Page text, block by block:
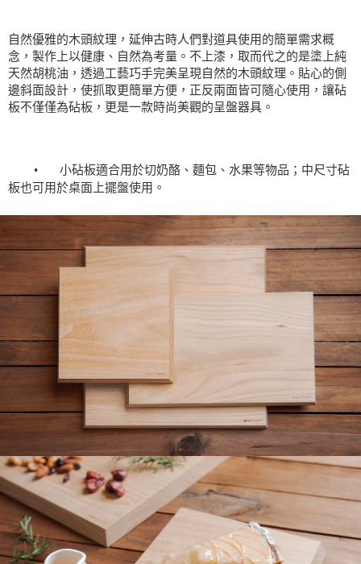
【注意事項】
１．透過由恩沛科技股份有限公司提供之「AFTEE先享後付」服務完成之交
易，需依本服務之必要範圍內提供個人資料，並將交易相關給付款項請求債
權轉讓予恩沛科技股份有限公司。
２．關於個人資料處理事宜，請瀏覽以下網址：
https://aftee.tw/terms/#terms3
４．使用「AFTEE先享後付」時，將依據個別帳號之用戶狀況，依本公司即
時審查核予不同之上限額度；若仍有額度不足之情形，本公司將視審查結果
請求用戶進行身份認證。
恩沛科技股份有限公司將有權停止該用戶之使用額度並採取法律行動。
自然優雅的木頭紋理，延伸古時人們對道具使用的簡單需求概
念，製作上以健康、自然為考量。不上漆，取而代之的是塗上純
天然胡桃油，透過工藝巧手完美呈現自然的木頭紋理。貼心的側
邊斜面設計，使抓取更簡單方便，正反兩面皆可隨心使用，讓砧
板不僅僅為砧板，更是一款時尚美觀的呈盤器具。
•
小砧板適合用於切奶酪、麵包、水果等物品；中尺寸砧
板也可用於桌面上擺盤使用。